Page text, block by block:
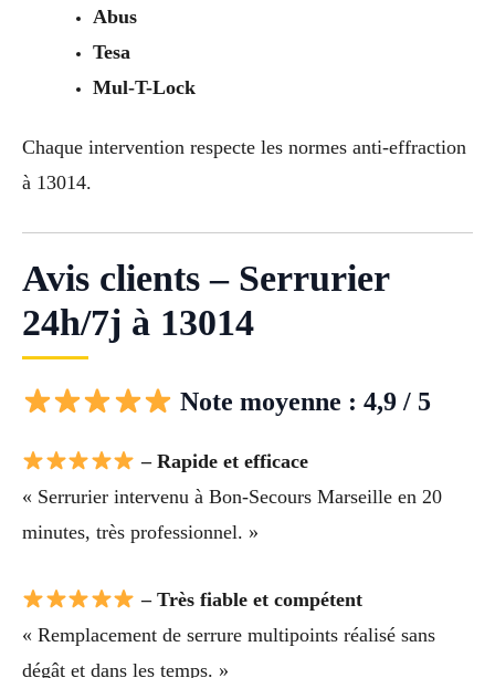
Abus
Tesa
Mul-T-Lock
Chaque intervention respecte les normes anti-effraction
à 13014.
Avis clients – Serrurier
24h/7j à 13014
Note moyenne : 4,9 / 5
– Rapide et efficace
« Serrurier intervenu à Bon-Secours Marseille en 20
minutes, très professionnel. »
– Très fiable et compétent
« Remplacement de serrure multipoints réalisé sans
dégât et dans les temps. »